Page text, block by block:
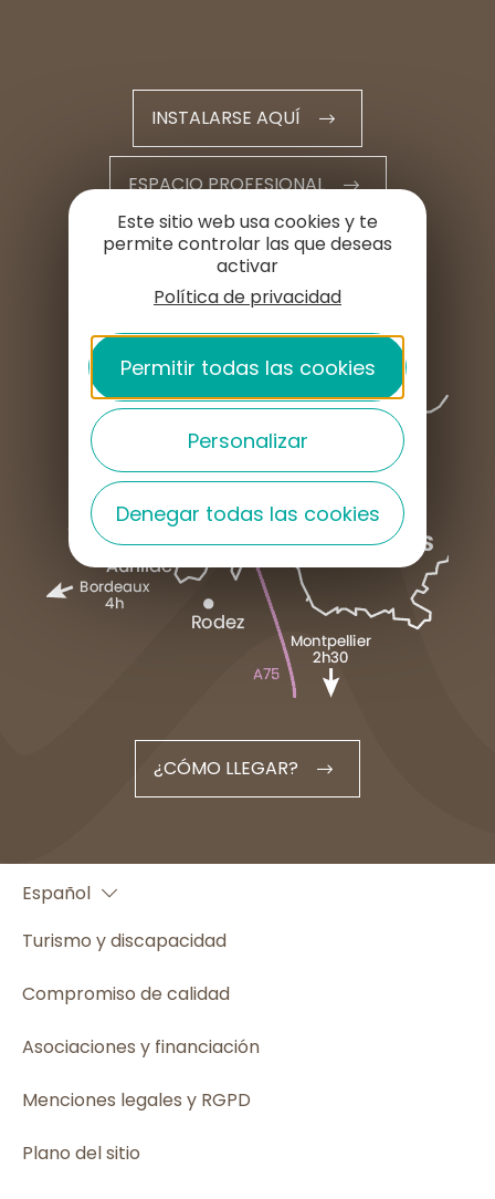
INSTALARSE AQUÍ
ESPACIO PROFESIONAL
ESPACIO DE PRENSA
¿CÓMO LLEGAR?
Español
English
Turismo y discapacidad
Compromiso de calidad
Asociaciones y financiación
Menciones legales y RGPD
Plano del sitio
Este sitio web usa cookies y te
permite controlar las que deseas
activar
Política de privacidad
Permitir todas las cookies
Personalizar
Denegar todas las cookies